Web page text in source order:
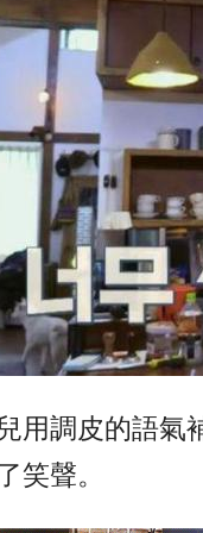
用調皮的語氣
笑聲。